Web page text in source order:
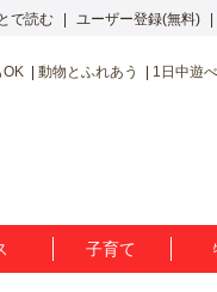
で読む ユーザー登録(無料)
動物とふれあう 1日中遊
子育て